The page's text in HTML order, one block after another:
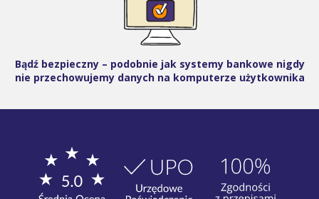
Bądź bezpieczny – podobnie jak systemy bankowe nigdy
nie przechowujemy danych na komputerze użytkownika